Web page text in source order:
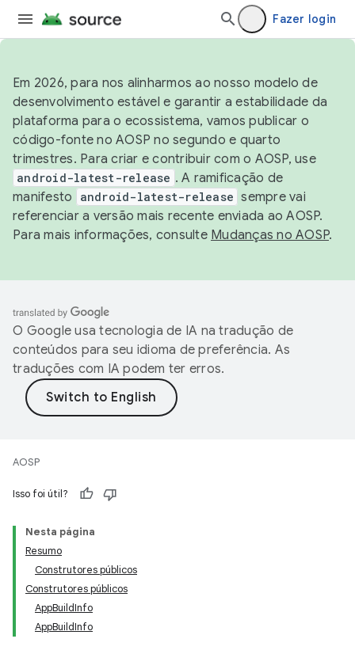
Fazer login
Em 2026, para nos alinharmos ao nosso modelo de
desenvolvimento estável e garantir a estabilidade da
plataforma para o ecossistema, vamos publicar o
código-fonte no AOSP no segundo e quarto
trimestres. Para criar e contribuir com o AOSP, use
android-latest-release . A ramificação de
manifesto
android-latest-release sempre vai
referenciar a versão mais recente enviada ao AOSP.
Para mais informações, consulte Mudanças no AOSP.
O Google usa tecnologia de IA na tradução de
conteúdos para seu idioma de preferência. As
traduções com IA podem ter erros.
AOSP
Isso foi útil?
Nesta página
Resumo
Construtores públicos
Construtores públicos
AppBuildInfo
AppBuildInfo